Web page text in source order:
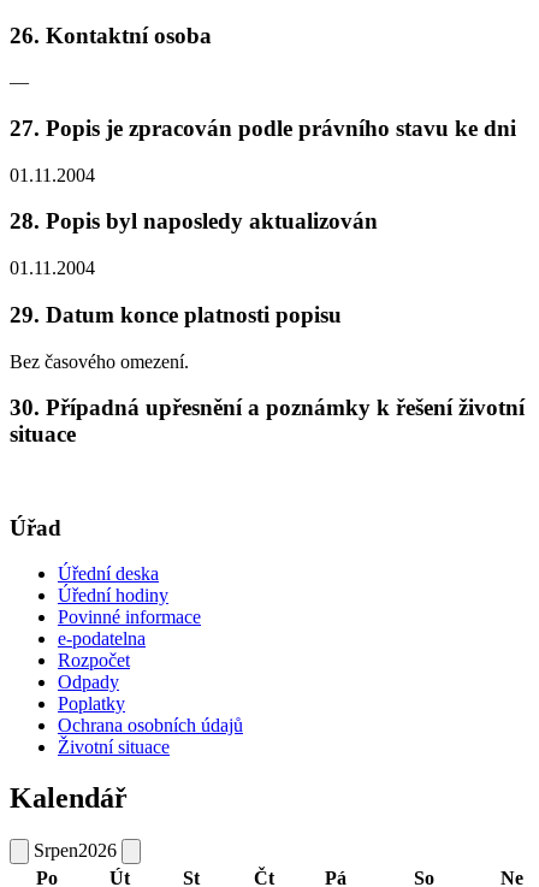
26. Kontaktní osoba
—
27. Popis je zpracován podle právního stavu ke dni
01.11.2004
28. Popis byl naposledy aktualizován
01.11.2004
29. Datum konce platnosti popisu
Bez časového omezení.
30. Případná upřesnění a poznámky k řešení životní
situace
Úřad
Úřední deska
Úřední hodiny
Povinné informace
e-podatelna
Rozpočet
Odpady
Poplatky
Ochrana osobních údajů
Životní situace
Kalendář
Srpen2026
Po
Út St Čt Pá So
Ne